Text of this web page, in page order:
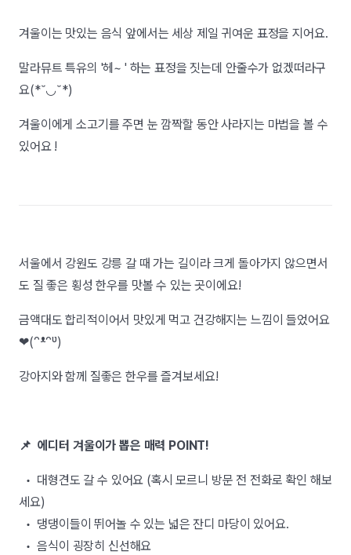
겨울이는 맛있는 음식 앞에서는 세상 제일 귀여운 표정을 지어요.
말라뮤트 특유의 '헤~ ' 하는 표정을 짓는데 안줄수가 없겠떠라구
요(*˘◡˘*)
겨울이에게 소고기를 주면 눈 깜짝할 동안 사라지는 마법을 볼 수
있어요 !
서울에서 강원도 강릉 갈 때 가는 길이라 크게 돌아가지 않으면서
도 질 좋은 횡성 한우를 맛볼 수 있는 곳이에요!
금액대도 합리적이어서 맛있게 먹고 건강해지는 느낌이 들었어요
❤(ᵔᵜᵔᶹ)
강아지와 함께 질좋은 한우를 즐겨보세요!
📌 에디터 겨울이가 뽑은 매력 POINT!
• 대형견도 갈 수 있어요 (혹시 모르니 방문 전 전화로 확인 해보
세요)
• 댕댕이들이 뛰어놀 수 있는 넓은 잔디 마당이 있어요.
• 음식이 굉장히 신선해요